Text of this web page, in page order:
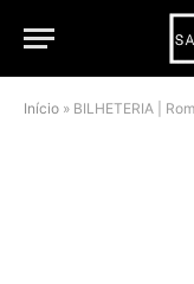
Início » BILHETERIA | Romance